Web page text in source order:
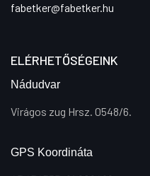
fabetker@fabetker.hu
ELÉRHETŐSÉGEINK
Nádudvar
Virágos zug Hrsz. 0548/6.
GPS Koordináta